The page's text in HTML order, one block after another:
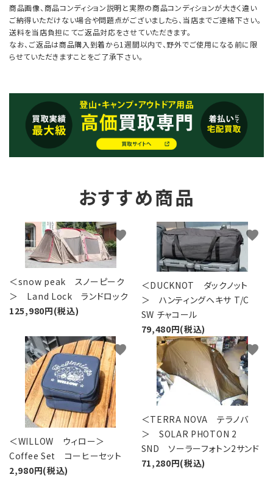
商品画像、商品コンディション説明と実際の商品コンディションが大きく違い
ご納得いただけない場合や問題点がございましたら、当店までご連絡下さい。
送料を当店負担にてご返品対応をさせていただきます。
なお、ご返品は商品購入到着から1週間以内で、野外でご使用になる前に限
らせていただきますことをご了承下さい。
おすすめ商品
＜snow peak スノーピーク
＞ Land Lock ランドロック
125,980円(税込)
favorite
＜DUCKNOT ダックノット
＞ ハンティングヘキサ T/C
SW チャコール
79,480円(税込)
favorite
＜WILLOW ウィロー＞
Coffee Set コーヒーセット
2,980円(税込)
favorite
＜TERRA NOVA テラノバ
＞ SOLAR PHOTON 2
SND ソーラーフォトン2サンド
71,280円(税込)
favorite